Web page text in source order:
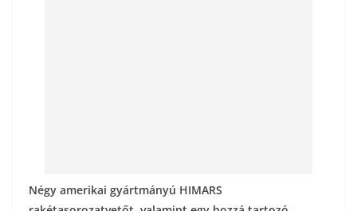
Négy amerikai gyártmányú HIMARS